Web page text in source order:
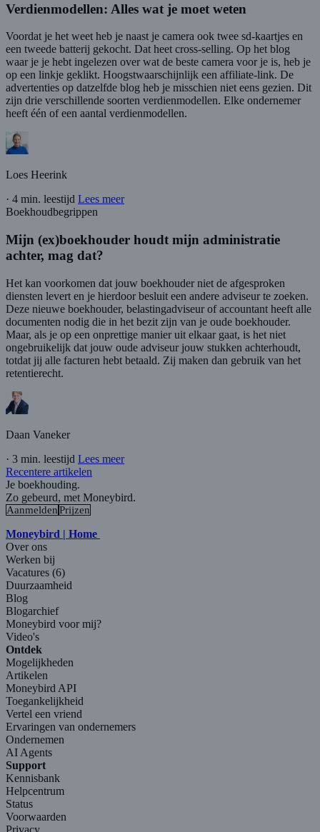
Verdienmodellen: Alles wat je moet weten
Voordat je het weet heb je naast je camera ook twee sd-kaartjes en
een tweede batterij gekocht. Dat heet cross-selling. Op het blog
waar je je hebt ingelezen over wat de beste camera voor je is, heb je
op een linkje geklikt. Hoogstwaarschijnlijk een affiliate-link. De
advertenties op datzelfde blog heb je misschien niet eens gezien. Dit
zijn drie verschillende soorten verdienmodellen. Elke ondernemer
heeft één of een aantal verdienmodellen.
Loes Heerink
· 4 min. leestijd Lees meer
Boekhoudbegrippen
Mijn (ex)boekhouder houdt mijn administratie
achter, mag dat?
Het kan voorkomen dat jouw boekhouder niet de afgesproken
diensten levert en je hierdoor besluit een andere adviseur te zoeken.
Deze nieuwe boekhouder, belastingadviseur of accountant heeft alle
documenten nodig die in het bezit zijn van je oude boekhouder.
Maar, als je op een onprettige manier uit elkaar gaat, is het niet
ongebruikelijk dat jouw oude adviseur jouw stukken achterhoudt,
totdat jij alle facturen hebt betaald. Zij maken dan gebruik van het
retentierecht.
Daan Vaneker
· 3 min. leestijd Lees meer
Recentere artikelen